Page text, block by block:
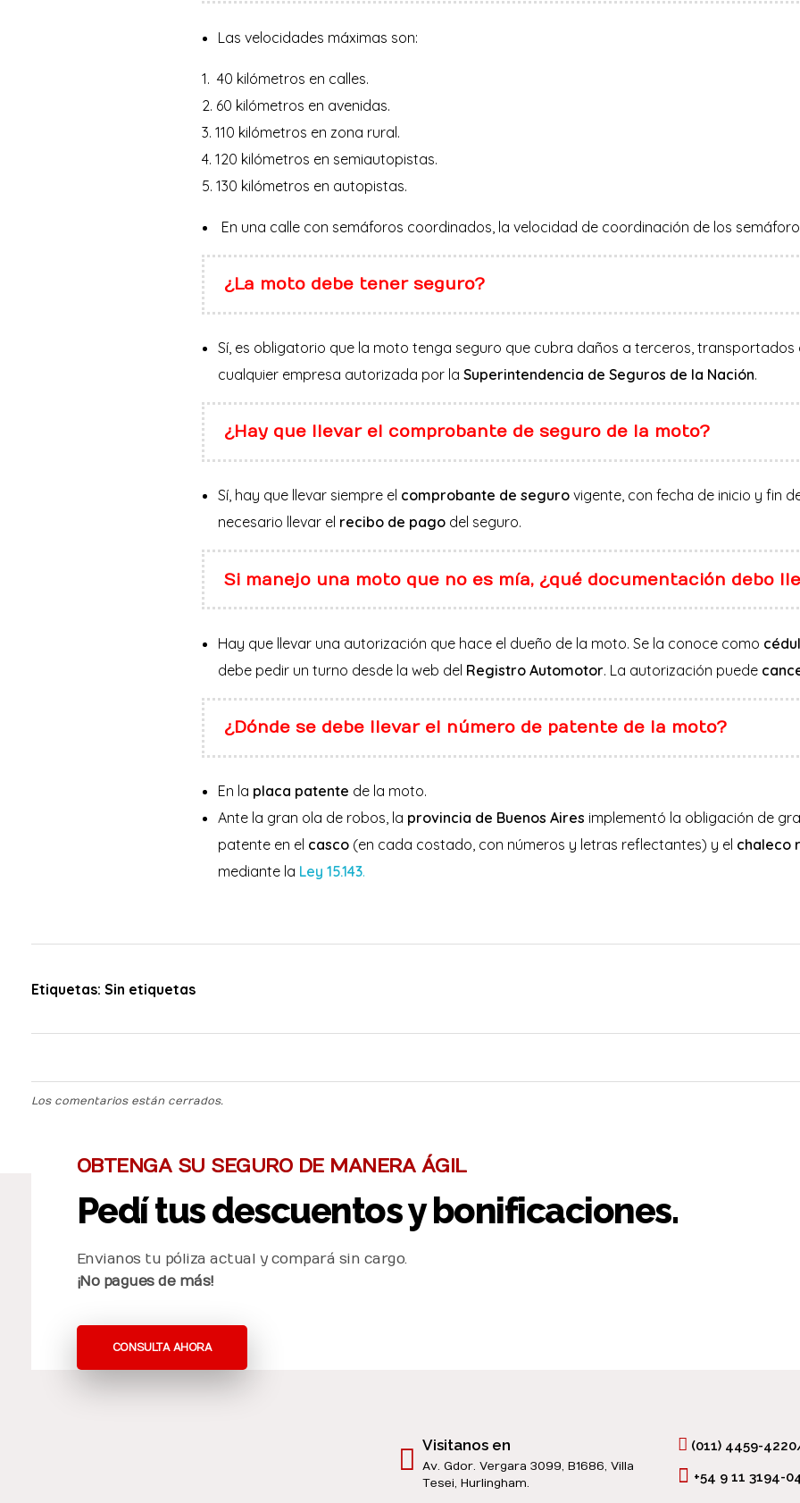
Las velocidades máximas son:
40 kilómetros en calles.
60 kilómetros en avenidas.
110 kilómetros en zona rural.
120 kilómetros en semiautopistas.
130 kilómetros en autopistas.
En una calle con semáforos coordinados, la velocidad de coordinación de los
¿La moto debe tener seguro?
Sí, es obligatorio que la moto tenga seguro que cubra daños a terceros,
cualquier empresa autorizada por la Superintendencia de Seguros de la Nación.
¿Hay que llevar el comprobante de seguro de la moto?
Sí, hay que llevar siempre el comprobante de segurovigente, con fecha de inicio y fin
necesario llevar el recibo de pagodel seguro.
Si manejo una moto que no es mía, ¿qué documentación debo
Hay que llevar una autorización que hace el dueño de la moto. Se la conoce como
debe pedir un turno desde la web del Registro Automotor. La autorización puede
¿Dónde se debe llevar el número de patente de la moto?
En la placa patente de la moto.
Ante la gran ola de robos, la provincia de Buenos Aires implementó la obligación de
patente en el casco (en cada costado, con números y letras reflectantes) y el chaleco
mediante la Ley 15.143.
Etiquetas: Sin etiquetas
Los comentarios están cerrados.
OBTENGA SU SEGURO DE MANERA ÁGIL
Pedí tus descuentos y bonificaciones.
Envianos tu póliza actual y compará sin cargo.
¡No pagues de más!
CONSULTA AHORA
Visitanos en
Av. Gdor. Vergara 3099, B1686, Villa
Tesei, Hurlingham.
(011) 4459-
+54 9 11 3194-